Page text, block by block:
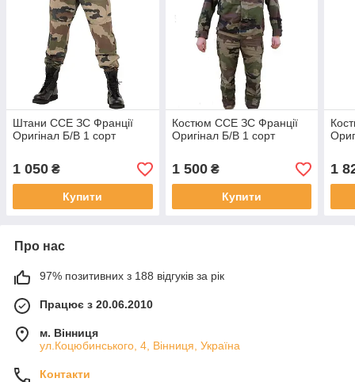
Штани ССЕ ЗС Франції
Оригінал Б/В 1 сорт
1 050 ₴
Купити
Костюм ССЕ ЗС Франції
Оригінал Б/В 1 сорт
1 500₴
Купити
1
Про нас
97% позитивних з 188 відгуків за рік
Працює з 20.06.2010
м. Вінниця
ул.Коцюбинського, 4, Вінниця, Україна
Контакти